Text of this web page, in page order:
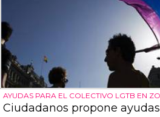
AYUDAS PARA EL COLECTIVO LGTB EN
Ciudadanos propone